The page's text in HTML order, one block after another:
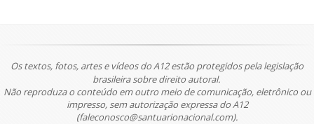
Os textos, fotos, artes e vídeos do A12 estão protegidos pela legislação
brasileira sobre direito autoral.
Não reproduza o conteúdo em outro meio de comunicação, eletrônico ou
impresso, sem autorização expressa do A12
(faleconosco@santuarionacional.com).